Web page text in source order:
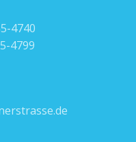
4740
4799